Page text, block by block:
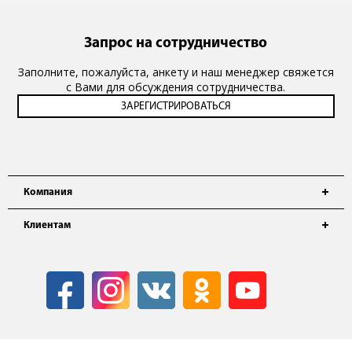
Компания
Клиентам
Запрос на сотрудничество
Заполните, пожалуйста, анкету и наш менеджер свяжется
с Вами для обсуждения сотрудничества.